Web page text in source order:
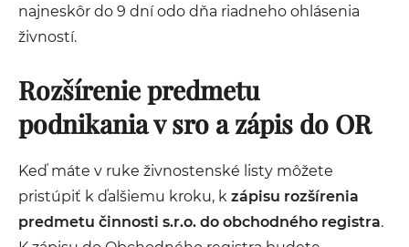
najneskôr do 9 dní odo dňa riadneho ohlásenia
živností.
Rozšírenie predmetu
podnikania v sro a zápis do OR
Keď máte v ruke živnostenské listy môžete
pristúpiť k ďalšiemu kroku, k zápisu rozšírenia
predmetu činnosti s.r.o. do obchodného registra.